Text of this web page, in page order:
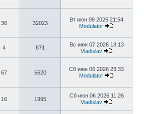
36 32023
Вт июн 09 2026 21:54
Modulator
4 871
Вс июн 07 2026 18:13
Vladislav
67 5620
Сб июн 06 2026 23:33
Modulator
16 1995
Сб июн 06 2026 11:26
Vladislav